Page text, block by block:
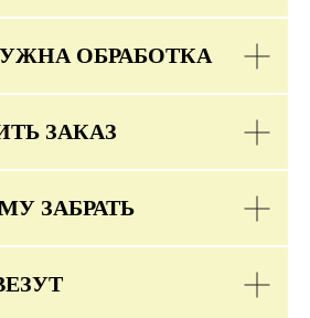
ОБРАБОТКА
ЗАКАЗ
ЗАБРАТЬ